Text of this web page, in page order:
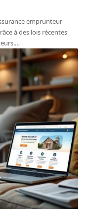
emprunteur
à des lois récentes
…